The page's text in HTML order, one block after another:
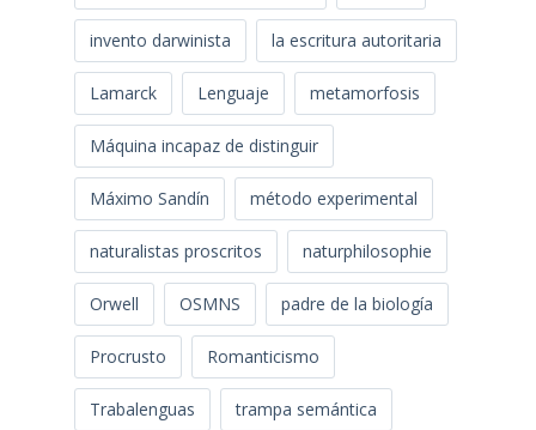
invento darwinista la escritura autoritaria
Lamarck Lenguaje metamorfosis
Máquina incapaz de distinguir
Máximo Sandín método experimental
naturalistas proscritos naturphilosophie
Orwell OSMNS padre de la biología
Procrusto Romanticismo
Trabalenguas trampa semántica